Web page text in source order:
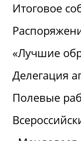
Итоговое
«Лучшие
Делегация
Полевые